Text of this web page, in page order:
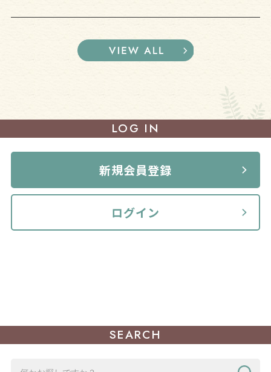
LOG IN
ログイン
新規会員登録
SEARCH